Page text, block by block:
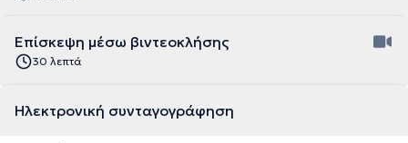
Επίσκεψη μέσω βιντεοκλήσης
30 λεπτά
Ηλεκτρονική συνταγογράφηση